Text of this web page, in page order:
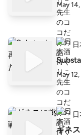
May
May
ギネ